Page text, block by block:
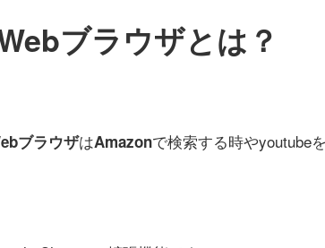
ブラウザとは？
ブラウザはAmazonで検索する時やyoutube